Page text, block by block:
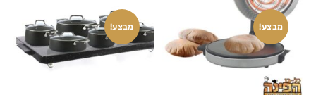
מבצע! מבצע!